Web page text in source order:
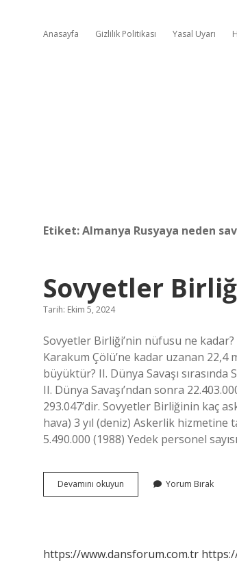
Anasayfa Gizlilik Politikası Yasal Uyarı
Etiket:Almanya Rusyaya neden
Sovyetler
Tarih: Ekim 5, 2024
Sovyetler Birliği’nin nüfusu ne kadar?
Karakum Çölü’ne kadar uzanan 22,4
büyüktür? II. Dünya Savaşı sırasında
II. Dünya Savaşı’ndan sonra
293.047’dir. Sovyetler Birliğinin kaç
hava) 3 yıl (deniz) Askerlik hizmetine
5.490.000 (1988) Yedek personel
Devamını okuyun Sovyetler
Birliğinin
Yorum Bırak
https://www.dansforum.com.tr